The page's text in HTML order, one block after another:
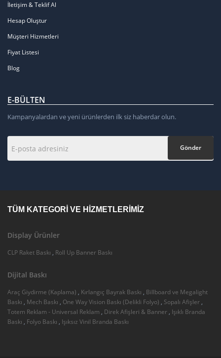
İletişim & Teklif Al
Hesap Oluştur
Müşteri Hizmetleri
Fiyat Listesi
Blog
E-BÜLTEN
Kampanyalardan ve yeni ürünlerden ilk siz haberdar olun.
Gönder
TÜM KATEGORI VE HIZMETLERIMIZ
Display Ürünler
CLP Raket Baskı , Roll Up Banner Baskı
Dijital Baskı
Araç Giydirme (Kaplama) , Kırlangıç Bayrak Baskı , Billboard ve Megalight
Baskı , Mech Baskı , One Way Vision Baskı (Delikli Folyo) , Sopalı Afişler ,
Totem Reklam - Universal Reklam , Direk Afişleri & Banner , Işıklı Branda
Baskı , Folyo Baskı , Işıksız Vinil Branda Baskı